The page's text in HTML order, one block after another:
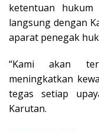
ketentuan
langsung dengan
aparat penegak
“Kami akan
meningkatkan
tegas setiap
Karutan.